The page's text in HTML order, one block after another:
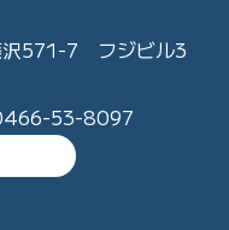
571-7 フジビル3
53-8097